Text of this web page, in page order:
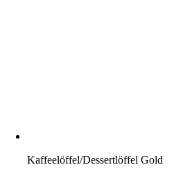
Kaffeelöffel/Dessertlöffel Gold